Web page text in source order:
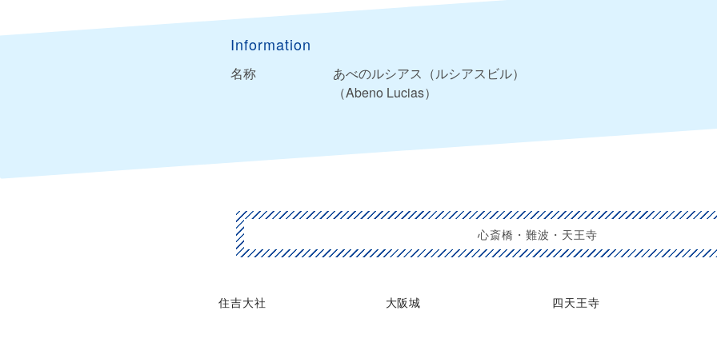
Information
名称
あべのルシアス（ルシアスビル）
（Abeno Lucias）
心斎橋・難波・天王寺
住吉大社 大阪城 四天王寺